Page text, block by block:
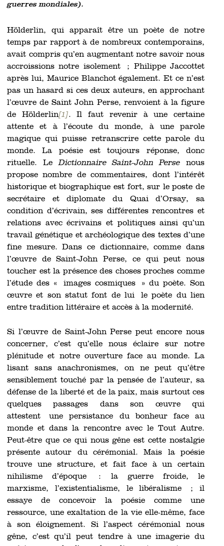
guerres mondiales).
Hölderlin, qui apparaît être un poète de notre
temps par rapport à de nombreux contemporains,
avait compris qu’en augmentant notre savoir nous
accroissions notre isolement ; Philippe Jaccottet
après lui, Maurice Blanchot également. Et ce n’est
pas un hasard si ces deux auteurs, en approchant
l’œuvre de Saint John Perse, renvoient à la figure
de Hölderlin[1]. Il faut revenir à une certaine
attente et à l’écoute du monde, à une parole
magique qui puisse retranscrire cette parole du
monde. La poésie est toujours réponse, donc
rituelle. LeDictionnaire Saint-John Perse nous
propose nombre de commentaires, dont l’intérêt
historique et biographique est fort, sur le poste de
secrétaire et diplomate du Quai d’Orsay, sa
condition d’écrivain, ses différentes rencontres et
relations avec écrivains et politiques ainsi qu’un
travail génétique et archéologique des textes d’une
fine mesure. Dans ce dictionnaire, comme dans
l’œuvre de Saint-John Perse, ce qui peut nous
toucher est la présence des choses proches comme
l’étude des « images cosmiques » du poète. Son
œuvre et son statut font de luile poète du lien
entre tradition littéraire et accès à la modernité.
Si l’œuvre de Saint-John Perse peut encore nous
concerner, c’est qu’elle nous éclaire sur notre
plénitude et notre ouverture face au monde. La
lisant sans anachronismes, on ne peut qu’être
sensiblement touché par la pensée de l’auteur, sa
défense de la liberté et de la paix, mais surtout ces
quelques passages dans son œuvre qui
attestentune persistance du bonheur face au
monde et dans la rencontre avec le Tout Autre.
Peut-être que ce qui nous gêne est cette nostalgie
présente autour du cérémonial. Mais la poésie
trouve une structure, et fait face à un certain
nihilisme d’époque : la guerre froide, le
marxisme, l’existentialisme, le libéralisme ; il
essaye de concevoir la poésie comme une
ressource, une exaltation de la vie elle-même, face
à son éloignement. Si l’aspect cérémonial nous
gêne, c’est qu’il peut tendre à une imagerie du